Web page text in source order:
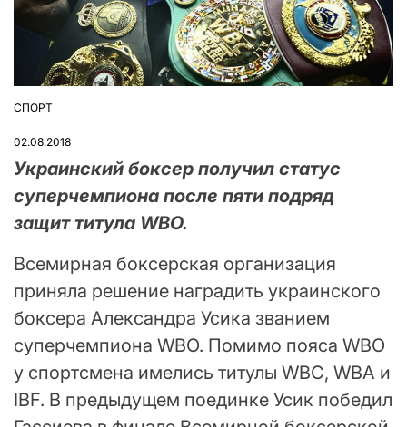
ОПУБЛІКУВАТИ
СПОРТ
02.08.2018
Украинский боксер получил статус
суперчемпиона после пяти подряд
защит титула WBO.
Всемирная боксерская организация
приняла решение наградить украинского
боксера Александра Усика званием
суперчемпиона WBO. Помимо пояса WBO
у спортсмена имелись титулы WBC, WBA и
IBF. В предыдущем поединке Усик победил